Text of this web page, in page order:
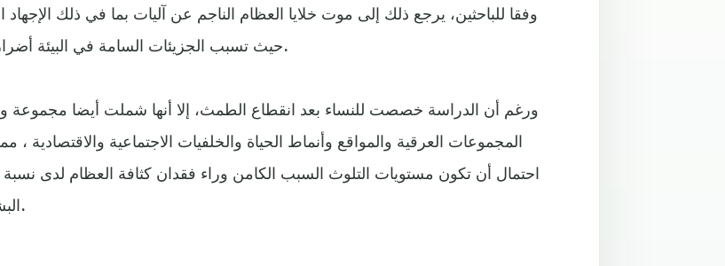
وفقا للباحثين، يرجع ذلك إلى موت خلايا العظام الناجم عن آليات بما في ذلك الإجهاد
حيث تسبب الجزيئات السامة في البيئة أضرارا للجسم.
ورغم أن الدراسة خصصت للنساء بعد انقطاع الطمث، إلا أنها شملت أيضا مجموعة
المجموعات العرقية والمواقع وأنماط الحياة والخلفيات الاجتماعية والاقتصادية ،
احتمال أن تكون مستويات التلوث السبب الكامن وراء فقدان كثافة العظام لدى
البشر مؤخرا.